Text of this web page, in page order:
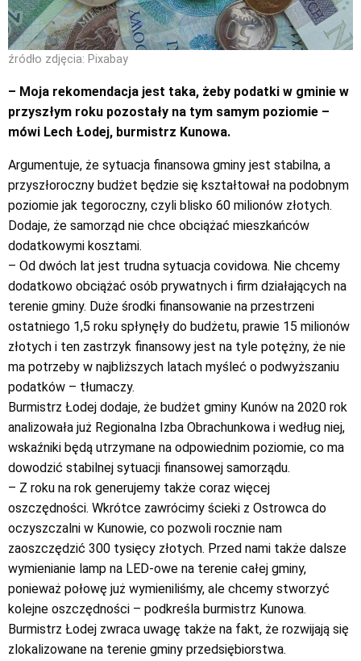
źródło zdjęcia: Pixabay
– Moja rekomendacja jest taka, żeby podatki w gminie w
przyszłym roku pozostały na tym samym poziomie –
mówi Lech Łodej, burmistrz Kunowa.
Argumentuje, że sytuacja finansowa gminy jest stabilna, a
przyszłoroczny budżet będzie się kształtował na podobnym
poziomie jak tegoroczny, czyli blisko 60 milionów złotych.
Dodaje, że samorząd nie chce obciążać mieszkańców
dodatkowymi kosztami.
– Od dwóch lat jest trudna sytuacja covidowa. Nie chcemy
dodatkowo obciążać osób prywatnych i firm działających na
terenie gminy. Duże środki finansowanie na przestrzeni
ostatniego 1,5 roku spłynęły do budżetu, prawie 15 milionów
złotych i ten zastrzyk finansowy jest na tyle potężny, że nie
ma potrzeby w najbliższych latach myśleć o podwyższaniu
podatków – tłumaczy.
Burmistrz Łodej dodaje, że budżet gminy Kunów na 2020 rok
analizowała już Regionalna Izba Obrachunkowa i według niej,
wskaźniki będą utrzymane na odpowiednim poziomie, co ma
dowodzić stabilnej sytuacji finansowej samorządu.
– Z roku na rok generujemy także coraz więcej
oszczędności. Wkrótce zawrócimy ścieki z Ostrowca do
oczyszczalni w Kunowie, co pozwoli rocznie nam
zaoszczędzić 300 tysięcy złotych. Przed nami także dalsze
wymienianie lamp na LED-owe na terenie całej gminy,
ponieważ połowę już wymieniliśmy, ale chcemy stworzyć
kolejne oszczędności – podkreśla burmistrz Kunowa.
Burmistrz Łodej zwraca uwagę także na fakt, że rozwijają się
zlokalizowane na terenie gminy przedsiębiorstwa.